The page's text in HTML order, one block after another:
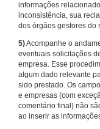
informações
inconsistência, sua
dos órgãos gestores do
5)Acompanhe o
eventuais solicitações
empresa. Esse
algum dado relevante
sido prestado. Os
e empresas (com
comentário final) não
ao inserir as